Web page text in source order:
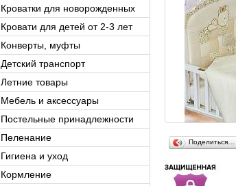
Кроватки для новорожденных
Кровати для детей от 2-3 лет
Конверты, муфты
Детский транспорт
Летние товары
Мебель и аксессуары
Постельные принадлежности
Пеленание
Гигиена и уход
Кормление
Поделиться…